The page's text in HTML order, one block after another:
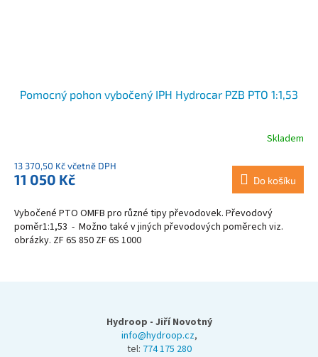
Pomocný pohon vybočený IPH Hydrocar PZB PTO 1:1,53
Skladem
13 370,50 Kč včetně DPH
11 050 Kč Do košíku
Vybočené PTO OMFB pro různé tipy převodovek. Převodový
poměr1:1,53 - Možno také v jiných převodových poměrech viz.
obrázky. ZF 6S 850 ZF 6S 1000
Hydroop - Jiří Novotný
info@hydroop.cz,
tel: 774 175 280